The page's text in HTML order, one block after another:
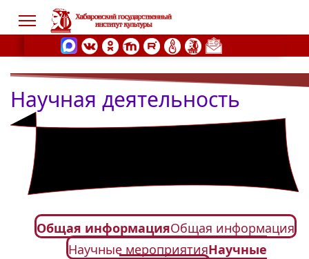
Научная деятельность
Общая информацияОбщая информация
Научные мероприятияНаучные